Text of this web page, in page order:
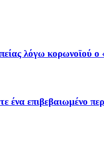
λόγω κορωνοϊού ο
ένα επιβεβαιωμένο